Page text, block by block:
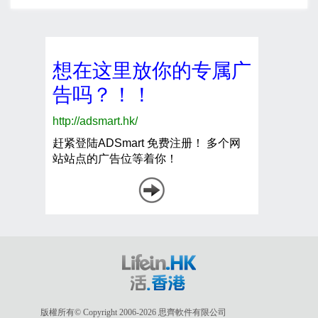
版權所有© Copyright 2006-2026 思齊軟件有限公司